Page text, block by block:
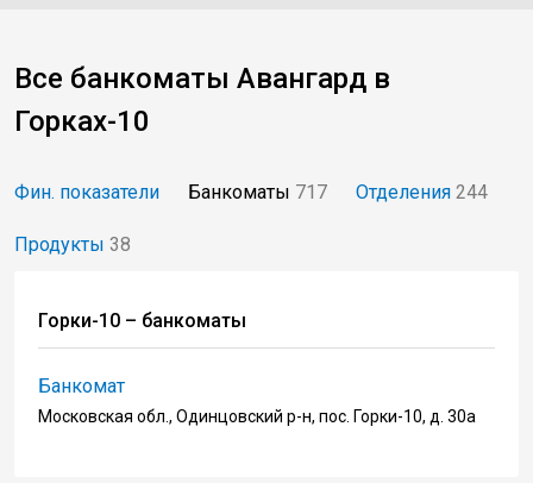
Все банкоматы Авангард в
Горках-10
Фин. показатели Банкоматы 717 Отделения 244
Продукты 38
Горки-10 – банкоматы
Банкомат
Московская обл., Одинцовский р-н, пос. Горки-10, д. 30а